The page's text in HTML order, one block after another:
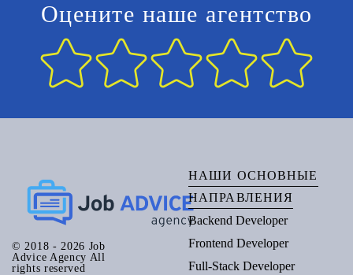
Оцените наше агентство
© 2018 - 2026 Job
Advice Agency All
rights reserved
НАШИ ОСНОВНЫЕ
НАПРАВЛЕНИЯ
Backend Developer
Frontend Developer
Full-Stack Developer